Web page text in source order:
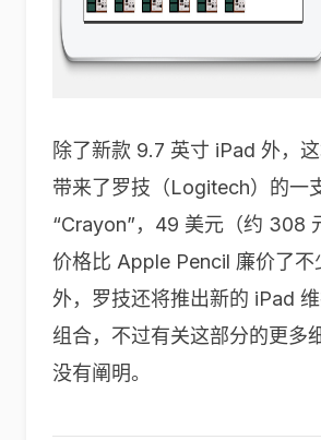
除了新款 9.7 英寸 iPad 外，
带来了罗技（Logitech）的一
“Crayon”，49 美元（约 308
价格比 Apple Pencil 廉价了不
外，罗技还将推出新的 iPad
组合，不过有关这部分的更多
没有阐明。